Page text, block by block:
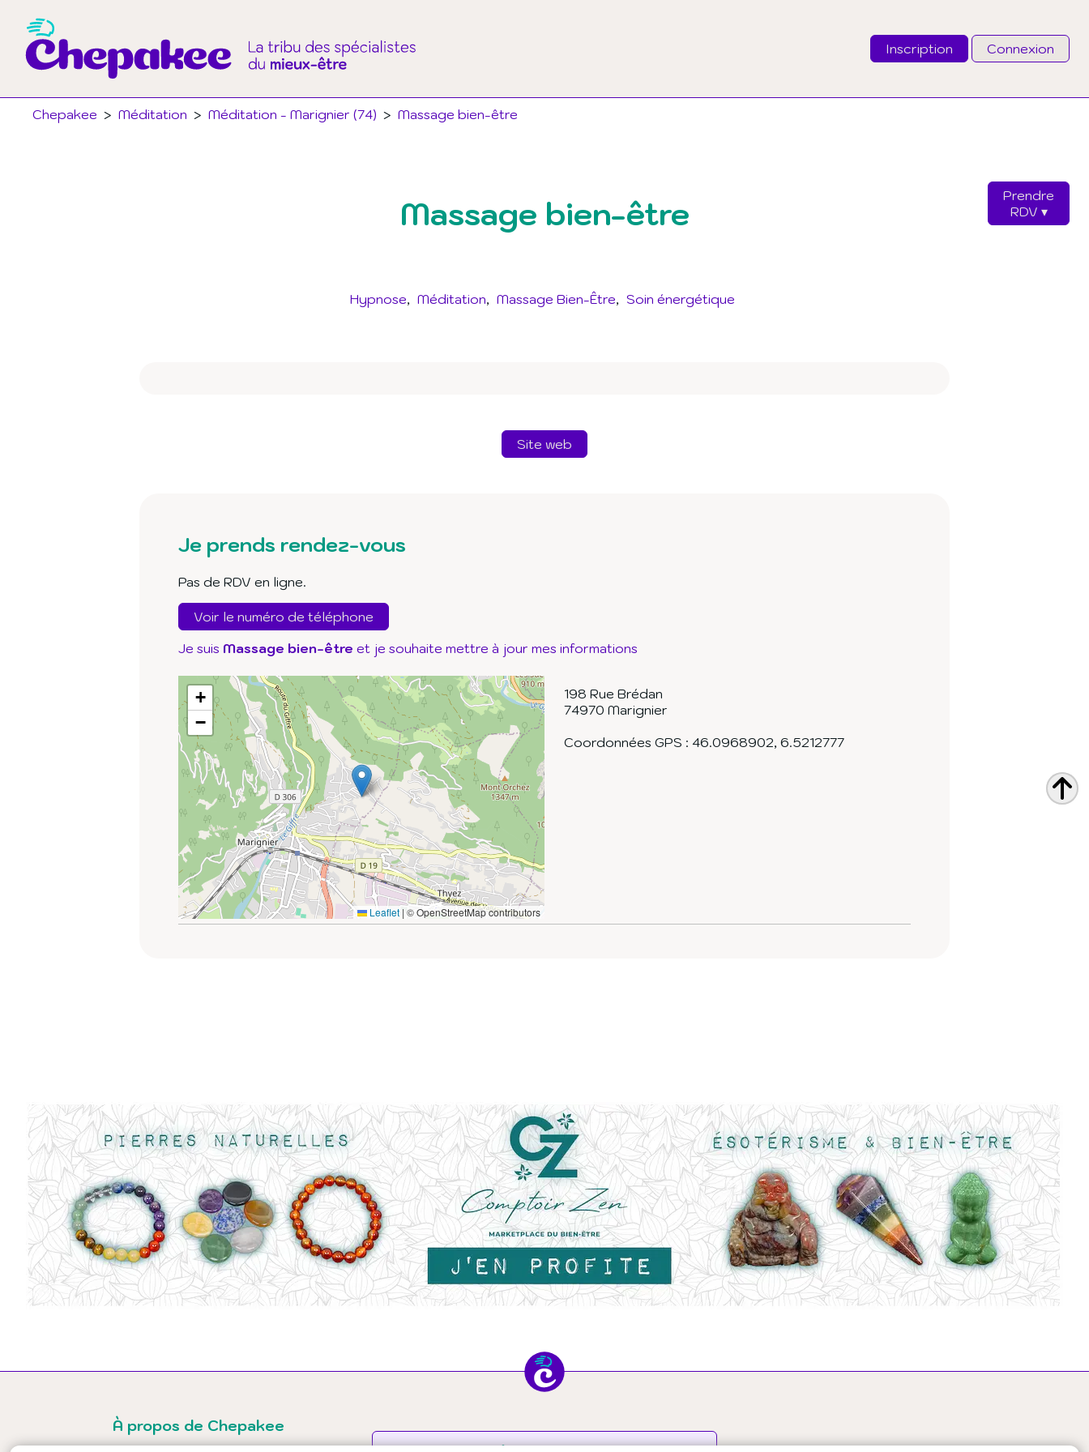
Inscription Connexion
Chepakee > Méditation > Méditation - Marignier (74) > Massage bien-être
Email
J'ai oublié mon mot de passe
Massage bien-être
Hypnose Méditation Massage Bien-Être Soin énergétique
Site web
Je prends rendez-vous
Pas de RDV en ligne.
Voir le numéro de téléphone
Je suis Massage bien-être et je souhaite mettre à jour mes informations
198 Rue Brédan
74970 Marignier
Coordonnées GPS : 46.0968902, 6.5212777
+
−
Leaflet | © OpenStreetMap contributors
Prendre
RDV
À propos de Chepakee